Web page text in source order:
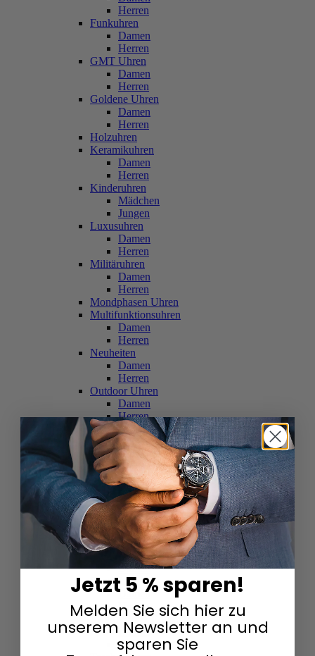
Herren
Funkuhren
Damen
Herren
GMT Uhren
Damen
Herren
Goldene Uhren
Damen
Herren
Holzuhren
Keramikuhren
Damen
Herren
Kinderuhren
Mädchen
Jungen
Luxusuhren
Damen
Herren
Militäruhren
Damen
Herren
Mondphasen Uhren
Multifunktionsuhren
Damen
Herren
Neuheiten
Damen
Herren
Outdoor Uhren
Damen
Herren
Schweizer Uhren
Damen
Herren
Skelettuhren
Damen
Herren
Smartwatches
Damen
Herren
Solaruhren
Herren
Damen
Sportuhren
Damen
Herren
Swarovski & Edelsteine
Damen
Herren
Jetzt 5 % sparen!
Melden Sie sich hier zu
unserem Newsletter an und
sparen Sie